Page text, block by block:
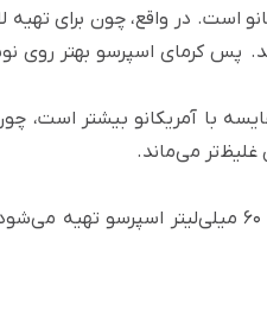
است. در واقع، چون برای
پس کرمای اسپرسو بهتر
با آمریکانو بیشتر است،
می‌ماند.